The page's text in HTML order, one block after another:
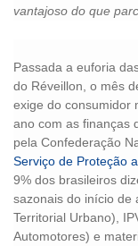
vantajoso do que
Passada a euforia
do Réveillon, o mês
exige do consumidor
ano com as finanças
pela Confederação
Serviço de Proteção
9% dos brasileiros
sazonais do início de
Territorial Urbano),
Automotores) e